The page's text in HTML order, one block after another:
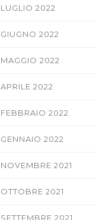
LUGLIO 2022
GIUGNO 2022
MAGGIO 2022
APRILE 2022
FEBBRAIO 2022
GENNAIO 2022
NOVEMBRE 2021
OTTOBRE 2021
SETTEMBRE 2021